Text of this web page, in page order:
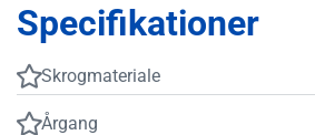
Specifikationer
Skrogmateriale
Årgang